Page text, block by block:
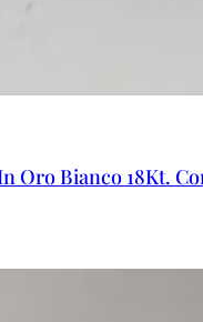
Oro Bianco 18Kt.